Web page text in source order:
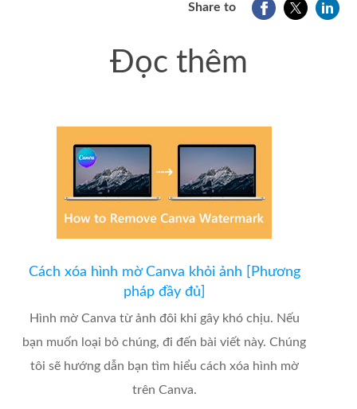
Share to
Đọc thêm
Cách xóa hình mờ Canva khỏi ảnh [Phương
pháp đầy đủ]
Hình mờ Canva từ ảnh đôi khi gây khó chịu. Nếu
bạn muốn loại bỏ chúng, đi đến bài viết này. Chúng
tôi sẽ hướng dẫn bạn tìm hiểu cách xóa hình mờ
trên Canva.